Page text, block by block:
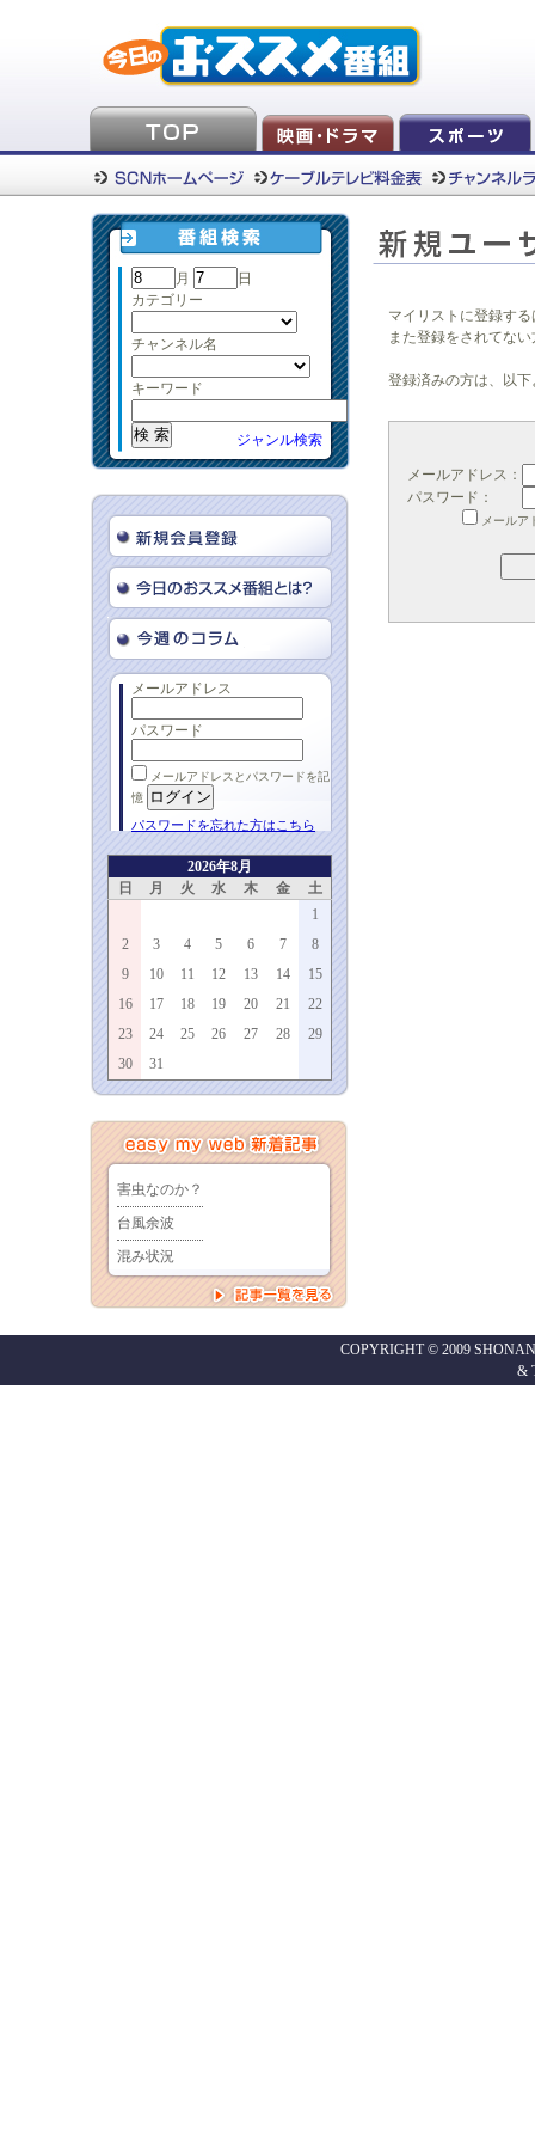
月
日
カテゴリー
チャンネル名
キーワード
ジャンル検索
メールアドレス
パスワード
メールアドレスとパスワードを記
憶
パスワードを忘れた方はこちら
2026年8月
日
月 火 水 木 金
土
1
2
3 4 5 6 7
8
9
10 11 12 13 14
15
16
17 18 19 20 21
22
23
24 25 26 27 28
29
30
31
マイリストに登録す
また登録をされてな
登録済みの方は、以
メールアドレス：
パスワード：
メールア
COPYRIGHT © 2009
&